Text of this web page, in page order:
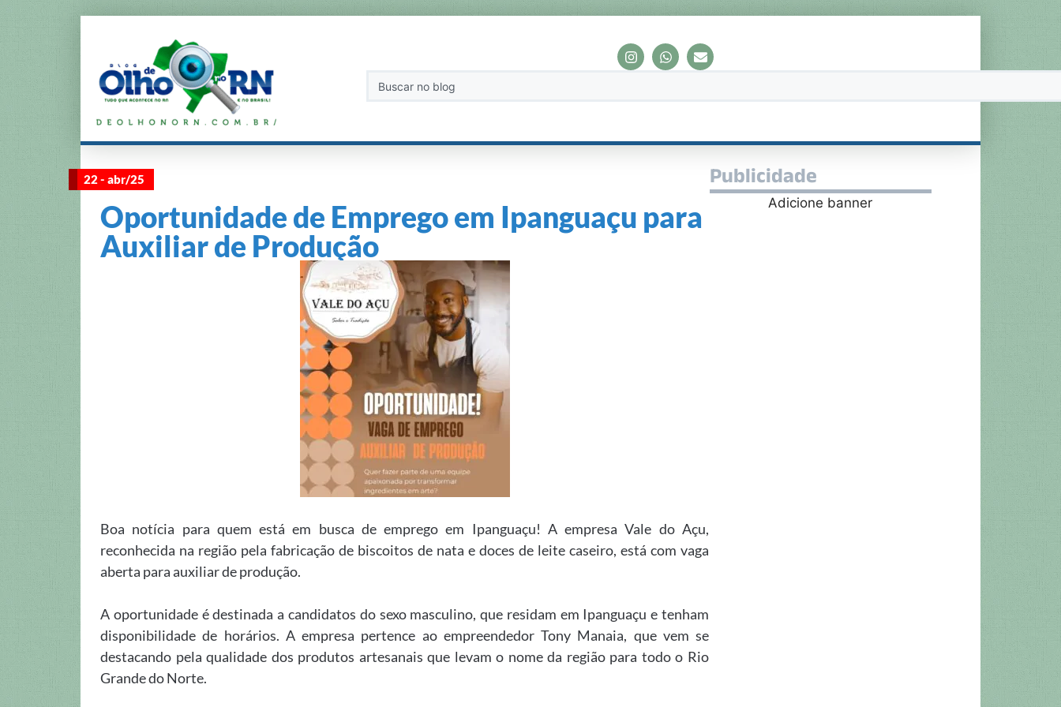
22 - abr/25
Oportunidade de Emprego em Ipanguaçu para
Auxiliar de Produção
Boa notícia para quem está em busca de emprego em Ipanguaçu! A empresa Vale do Açu,
reconhecida na região pela fabricação de biscoitos de nata e doces de leite caseiro, está com vaga
aberta para auxiliar de produção.
A oportunidade é destinada a candidatos do sexo masculino, que residam em Ipanguaçu e tenham
disponibilidade de horários. A empresa pertence ao empreendedor Tony Manaia, que vem se
destacando pela qualidade dos produtos artesanais que levam o nome da região para todo o Rio
Grande do Norte.
Publicidade
Adicione banner